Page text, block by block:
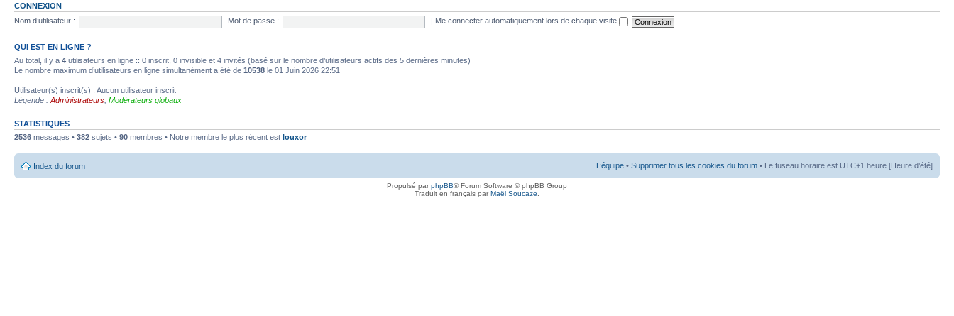
CONNEXION
Nom d’utilisateur :
Mot de passe : Me connecter automatiquement lors de chaque visite
QUI EST EN LIGNE ?
Au total, il y a 4 utilisateurs en ligne :: 0 inscrit, 0 invisible et 4 invités (basé sur le nombre d’utilisateurs actifs des 5 dernières minutes)
Le nombre maximum d’utilisateurs en ligne simultanément a été de 10538 le 01 Juin 2026 22:51
Utilisateur(s) inscrit(s) : Aucun utilisateur inscrit
Légende : Administrateurs Modérateurs globaux
STATISTIQUES
2536 messages • 382 sujets • 90 membres • Notre membre le plus récent est louxor
Index du forum L’équipe • Supprimer tous les cookies du forum • Le fuseau horaire est UTC+1 heure [Heure d’été]
Propulsé parphpBB® Forum Software © phpBB Group
Traduit en français parMaël Soucaze